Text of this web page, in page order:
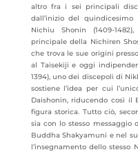
altro fra i sei principali
dall’inizio del
Nichiu Shonin (1409-
principale della Nichiren
che trova le sue origini
al Taisekiji e oggi
1394), uno dei discepoli di
sostiene l’idea per cui
Daishonin, riducendo così il
figura storica. Tutto ciò,
sia con lo stesso
Buddha Shakyamuni e nel
l’insegnamento dello